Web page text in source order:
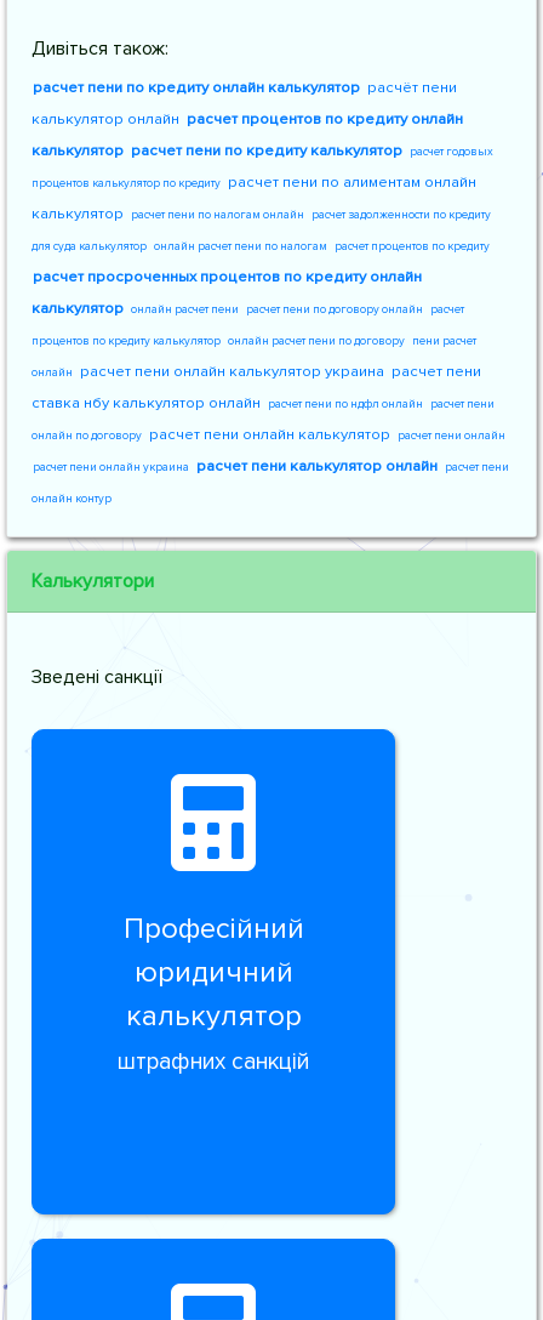
Дивіться також:
расчет пени по кредиту онлайн калькулятор расчёт пени
калькулятор онлайн расчет процентов по кредиту онлайн
калькулятор расчет пени по кредиту калькулятор расчет годовых
процентов калькулятор по кредиту расчет пени по алиментам онлайн
калькулятор
расчет пени по налогам онлайн расчет задолженности по кредиту
для суда калькулятор онлайн расчет пени по налогам расчет процентов по кредиту
расчет просроченных процентов по кредиту онлайн
калькулятор онлайн расчет пени расчет пени по договору онлайн расчет
процентов по кредиту калькулятор онлайн расчет пени по договору пени расчет
онлайн расчет пени онлайн калькулятор украина расчет пени
ставка нбу калькулятор онлайн
расчет пени по ндфл онлайн расчет пени
онлайн по договору расчет пени онлайн калькулятор расчет пени онлайн
расчет пени онлайн украина расчет пени калькулятор онлайн расчет пени
онлайн контур
Калькулятори
Зведені санкції
Професійний
юридичний
калькулятор
штрафних санкцій